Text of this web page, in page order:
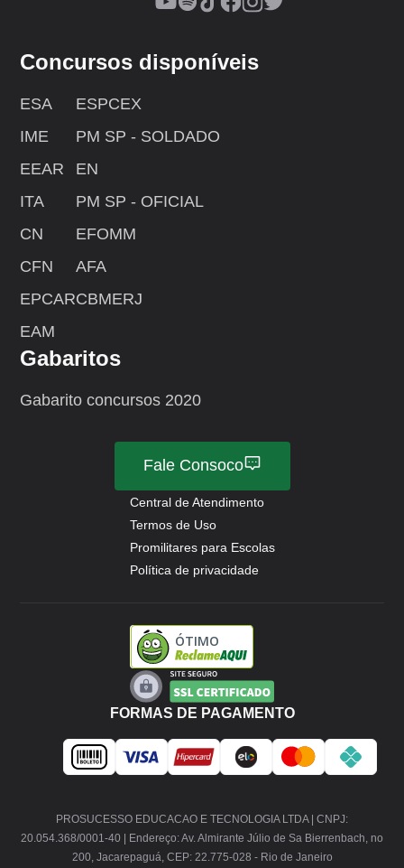
Concursos disponíveis
ESA
IME
EEAR
ITA
CN
CFN
EPCAR
EAM
ESPCEX
PM SP - SOLDADO
EN
PM SP - OFICIAL
EFOMM
AFA
CBMERJ
Gabaritos
Gabarito concursos 2020
Central de Atendimento
Termos de Uso
Promilitares para Escolas
Política de privacidade
Fale Consoco
ÓTIMO
FORMAS DE PAGAMENTO
PROSUCESSO EDUCACAO E TECNOLOGIA LTDA | CNPJ:
20.054.368/0001-40 | Endereço: Av. Almirante Júlio de Sa Bierrenbach, no
200, Jacarepaguá, CEP: 22.775-028 - Rio de Janeiro